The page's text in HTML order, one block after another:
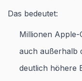
Das bedeutet:
Millionen Apple-
auch außerhalb
deutlich höhere